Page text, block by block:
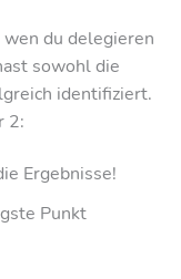
du delegieren
sowohl die
identifiziert.
2:
Ergebnisse!
Punkt